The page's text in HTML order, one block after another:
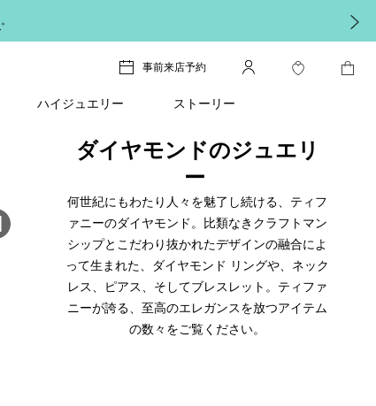
。
事前来店予約
ハイジュエリー ストーリー
ダイヤモンドのジュエリ
ー
何世紀にもわたり人々を魅了し続ける、ティフ
ァニーのダイヤモンド。比類なきクラフトマン
シップとこだわり抜かれたデザインの融合によ
って生まれた、ダイヤモンド リングや、ネック
レス、ピアス、そしてブレスレット。ティファ
ニーが誇る、至高のエレガンスを放つアイテム
の数々をご覧ください。